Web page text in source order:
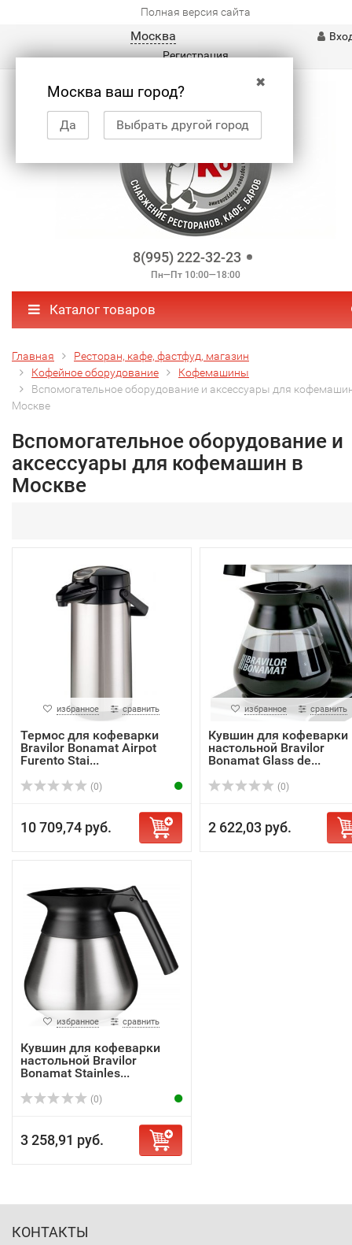
Полная версия сайта
Москва
✖
Москва ваш город?
Да Выбрать другой город
Регистрация
8(995) 222-32-23
Пн—Пт 10:00—18:00
Каталог товаров
Главная
Ресторан, кафе, фастфуд, магазин
Кофейное оборудование
Кофемашины
Вспомогательное оборудование и аксессуары для
Москве
Вспомогательное оборудование и
аксессуары для кофемашин в
Москве
избранное сравнить
Термос для кофеварки
Bravilor Bonamat Airpot
Furento Stai...
(0)
10 709,74 руб.
избранное сравнить
Кувшин для кофеварки
настольной Bravilor
Bonamat Glass de...
(0)
2 622,03 руб.
избранное сравнить
Кувшин для кофеварки
настольной Bravilor
Bonamat Stainles...
(0)
3 258,91 руб.
КОНТАКТЫ